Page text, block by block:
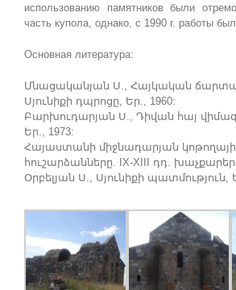
использованию памятников были
часть купола, однако, с 1990 г. работы
Основная литература:
Մնացականյան Ս., Հայկական
Սյունիքի դպրոցը, Եր., 1960:
Բարխուդարյան Ս., Դիվան հայ
Եր., 1973:
Հայաստանի միջնադարյան
հուշարձանները. IX-XIII դդ.
Օրբելյան Ս., Սյունիքի պատմություն,